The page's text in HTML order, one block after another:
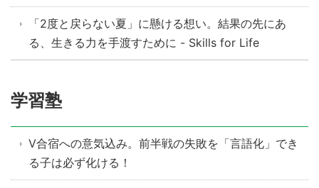
「2度と戻らない夏」に懸ける想い。結果の先にあ
る、生きる力を手渡すために - Skills for Life
学習塾
V合宿への意気込み。前半戦の失敗を「言語化」でき
る子は必ず化ける！